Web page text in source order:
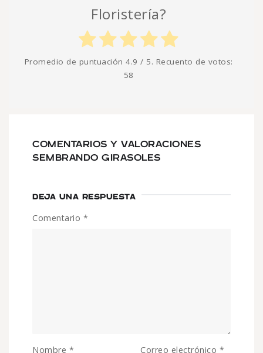
Floristería?
Promedio de puntuación 4.9 / 5. Recuento de votos:
58
COMENTARIOS Y VALORACIONES
SEMBRANDO GIRASOLES
DEJA UNA RESPUESTA
Comentario *
Nombre * Correo electrónico *